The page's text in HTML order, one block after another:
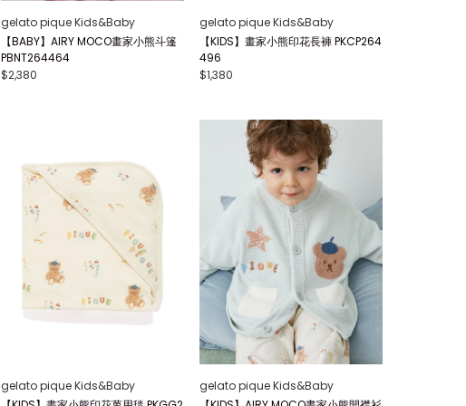
gelato pique Kids&Baby
【BABY】AIRY MOCO畫家小熊斗篷
PBNT264464
$2,380
gelato pique Kids&Baby
【KIDS】畫家小熊印花長褲 PKCP264
496
$1,380
gelato pique Kids&Baby
gelato pique Kids&Baby